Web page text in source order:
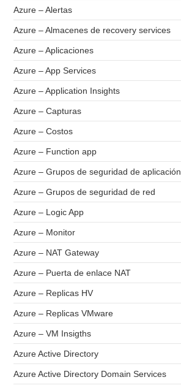
Azure – Alertas
Azure – Almacenes de recovery services
Azure – Aplicaciones
Azure – App Services
Azure – Application Insights
Azure – Capturas
Azure – Costos
Azure – Function app
Azure – Grupos de seguridad de aplicación
Azure – Grupos de seguridad de red
Azure – Logic App
Azure – Monitor
Azure – NAT Gateway
Azure – Puerta de enlace NAT
Azure – Replicas HV
Azure – Replicas VMware
Azure – VM Insigths
Azure Active Directory
Azure Active Directory Domain Services